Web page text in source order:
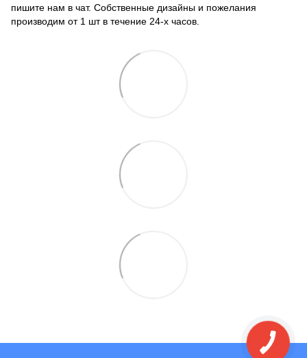
пишите нам в чат. Собственные дизайны и пожелания
производим от 1 шт в течение 24-х часов.